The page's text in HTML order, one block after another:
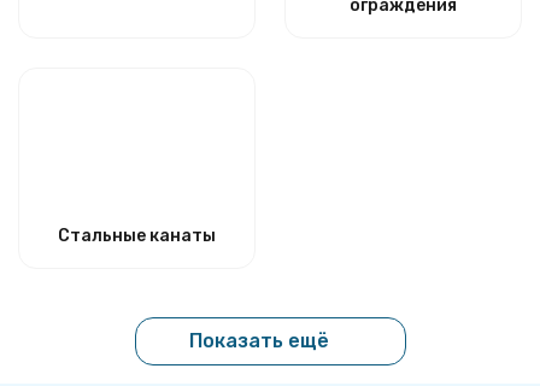
ограждения
Стальные канаты
Показать ещё